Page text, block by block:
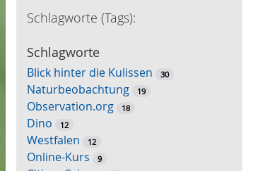
Schlagworte (Tags):
Schlagworte
Blick hinter die Kulissen 30
Naturbeobachtung 19
Observation.org 18
Dino 12
Westfalen 12
Online-Kurs 9